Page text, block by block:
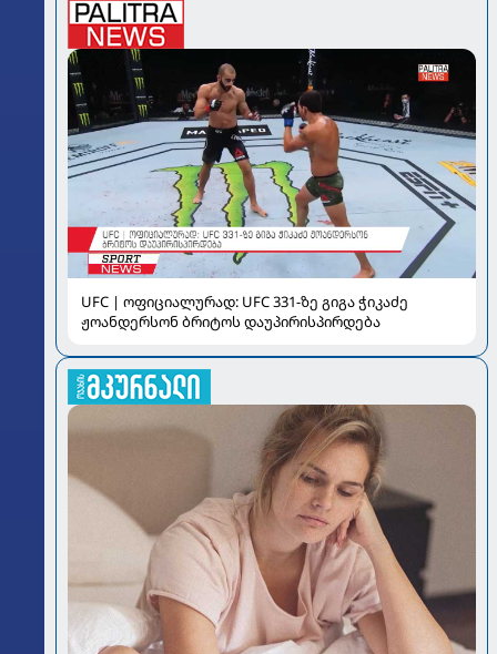
UFC | ოფიციალურად: UFC 331-ზე გიგა ჭიკაძე
ჟოანდერსონ ბრიტოს დაუპირისპირდება